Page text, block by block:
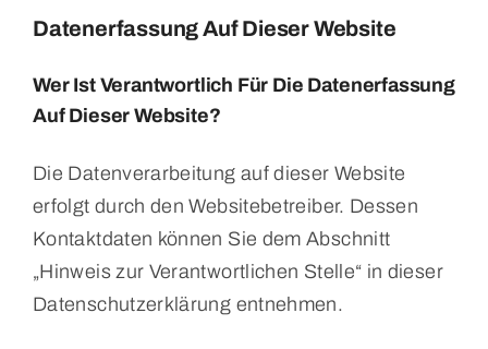
Datenerfassung Auf Dieser Website
Wer Ist Verantwortlich Für Die Datenerfassung
Auf Dieser Website?
Die Datenverarbeitung auf dieser Website
erfolgt durch den Websitebetreiber. Dessen
Kontaktdaten können Sie dem Abschnitt
„Hinweis zur Verantwortlichen Stelle“ in dieser
Datenschutzerklärung entnehmen.